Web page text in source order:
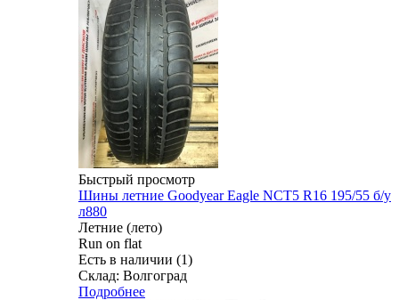
Быстрый просмотр
Шины летние Goodyear Eagle NCT5 R16 195/55 б/у
л880
Летние (лето)
Run on flat
Есть в наличии (1)
Склад: Волгоград
Подробнее